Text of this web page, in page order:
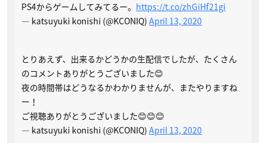
PS4からゲームしてみてるー。 https://t.co/zhGiHf21gi
— katsuyuki konishi (@KCONIQ) April 13, 2020
とりあえず、出来るかどうかの生配信でしたが、たくさん
のコメントありがとうございました😊
夜の時間帯はどうなるかわかりませんが、またやりますね
ー！
ご視聴ありがとうございました😊😊😊
— katsuyuki konishi (@KCONIQ) April 13, 2020